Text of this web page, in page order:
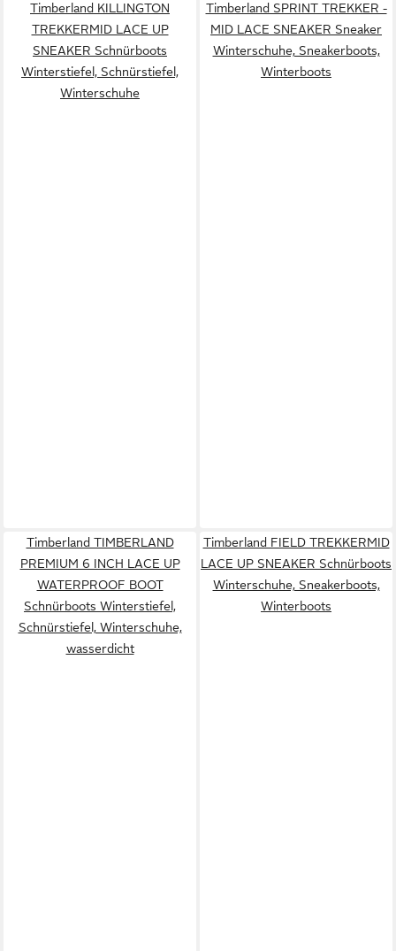
Timberland KILLINGTON
TREKKERMID LACE UP
SNEAKER Schnürboots
Winterstiefel, Schnürstiefel,
Winterschuhe
Timberland SPRINT TREKKER -
MID LACE SNEAKER Sneaker
Winterschuhe, Sneakerboots,
Winterboots
Timberland TIMBERLAND
PREMIUM 6 INCH LACE UP
WATERPROOF BOOT
Schnürboots Winterstiefel,
Schnürstiefel, Winterschuhe,
wasserdicht
Timberland FIELD TREKKERMID
LACE UP SNEAKER Schnürboots
Winterschuhe, Sneakerboots,
Winterboots